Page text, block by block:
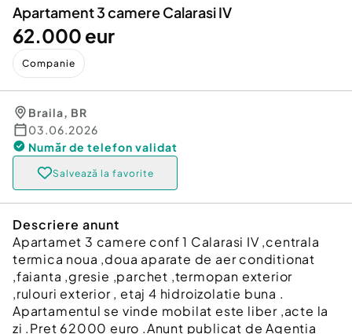
Apartament 3 camere Calarasi IV
62.000 eur
Companie
Braila, BR
03.06.2026
Număr de telefon validat
Salvează la favorite
Descriere anunt
Apartamet 3 camere conf 1 Calarasi IV ,centrala
termica noua ,doua aparate de aer conditionat
,faianta ,gresie ,parchet ,termopan exterior
,rulouri exterior , etaj 4 hidroizolatie buna .
Apartamentul se vinde mobilat este liber ,acte la
zi .Pret 62000 euro .Anunt publicat de Agentia